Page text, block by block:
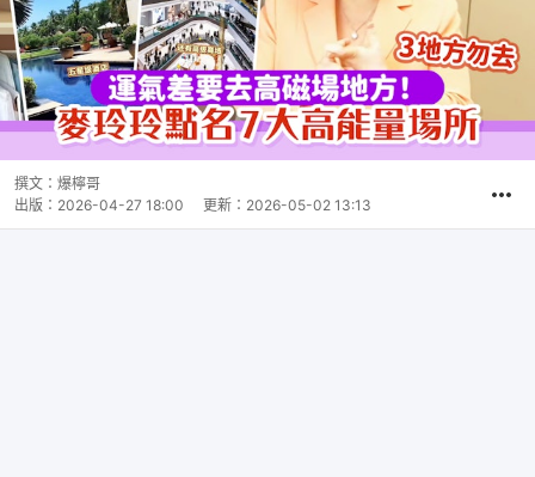
撰文： 爆檸哥
出版： 2026-04-27 18:00 更新： 2026-05-02 13:13